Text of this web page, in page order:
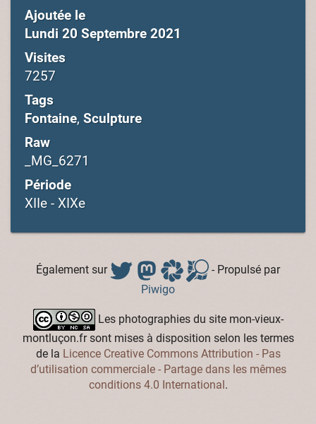
Ajoutée le
Lundi 20 Septembre 2021
Visites
7257
Tags
Fontaine, Sculpture
Raw
_MG_6271
Période
XIIe - XIXe
Également sur
- Propulsé par
Piwigo
Les photographies du site mon-vieux-
montluçon.fr sont mises à disposition selon les termes
de la Licence Creative Commons Attribution - Pas
d’utilisation commerciale - Partage dans les mêmes
conditions 4.0 International.